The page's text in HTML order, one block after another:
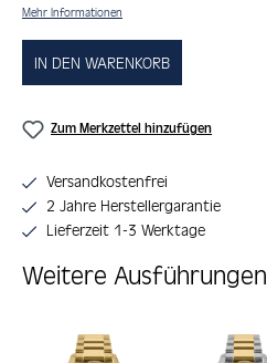
Mehr Informationen
IN DEN WARENKORB
Zum Merkzettel hinzufügen
Versandkostenfrei
2 Jahre Herstellergarantie
Lieferzeit 1-3 Werktage
Weitere Ausführungen
Produktgalerie überspringen